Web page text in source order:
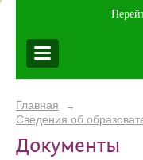
Главная →
Сведения об
Документы